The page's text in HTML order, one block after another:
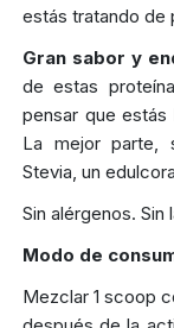
estás tratando de
Gran sabor y
de estas
pensar que estás
La mejor parte,
Stevia, un
Sin alérgenos. Sin
Modo de
Mezclar 1 scoop